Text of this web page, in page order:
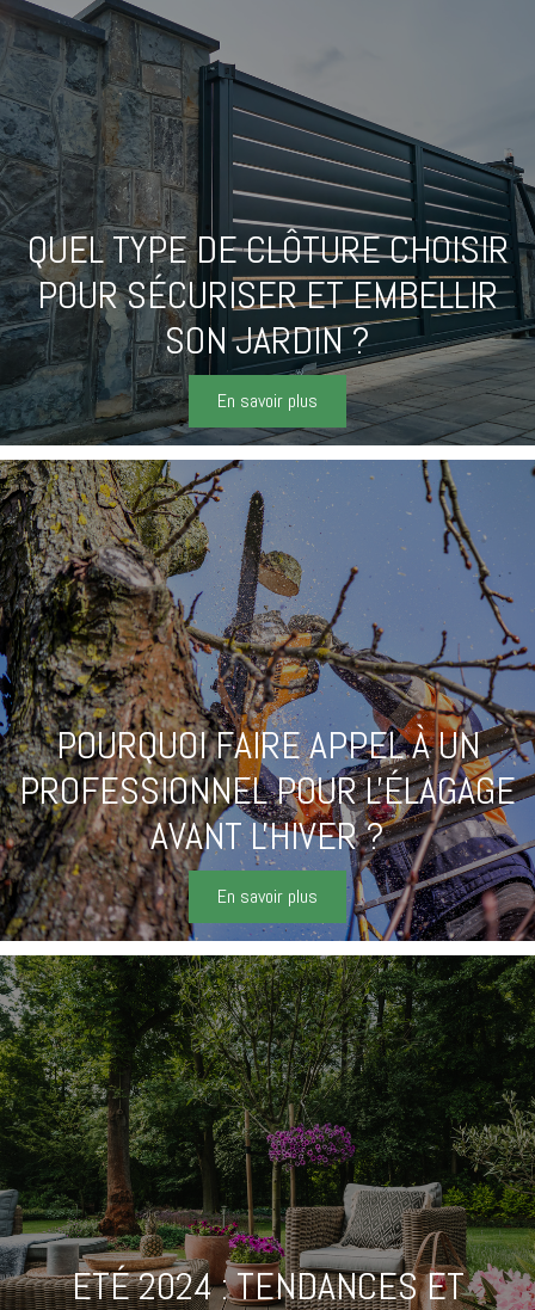
QUEL TYPE DE CLÔTURE CHOISIR
POUR SÉCURISER ET EMBELLIR
SON JARDIN ?
En savoir plus
POURQUOI FAIRE APPEL À UN
PROFESSIONNEL POUR L'ÉLAGAGE
AVANT L'HIVER ?
En savoir plus
ETÉ 2024 : TENDANCES ET